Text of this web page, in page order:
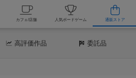
掲示板一覧 カフェ/店舗 人気ボードゲーム
高評価作品 委託品